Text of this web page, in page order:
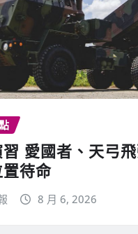
愛國者、天弓
待命
8 月 6, 2026